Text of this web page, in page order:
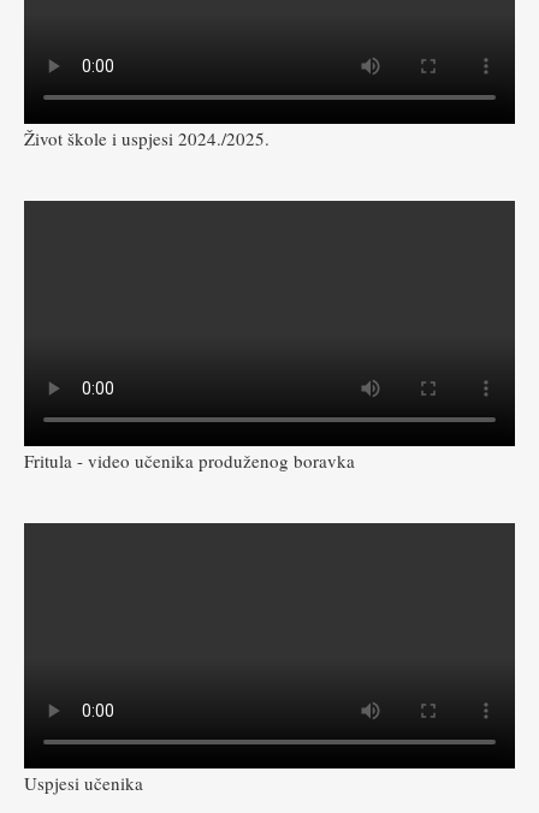
Život škole i uspjesi 2024./2025.
Fritula - video učenika produženog boravka
Uspjesi učenika